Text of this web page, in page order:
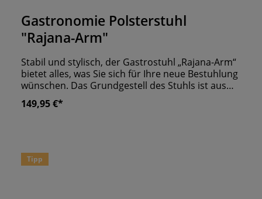
Gastronomie Polsterstuhl
"Rajana-Arm"
Stabil und stylisch, der Gastrostuhl „Rajana-Arm“
bietet alles, was Sie sich für Ihre neue Bestuhlung
wünschen. Das Grundgestell des Stuhls ist aus
robustem Buchenholz gefertigt und wird in einem
Farbton Ihrer Wahl gebeizt. Neben dem Beizton
Einrichtungsstil Ihres Lokals passt. Die großzügige
Polsterung und die Armlehnen sorgen für
149,95 €*
Tipp